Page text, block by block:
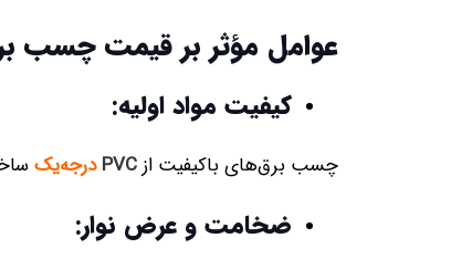
عوامل مؤثر بر قیمت چسب
کیفیت مواد اولیه:
چسب برق‌های باکیفیت ازPVC درجه‌یک
ضخامت و عرض نوار: